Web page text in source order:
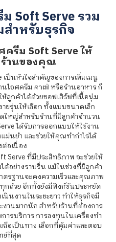
Soft Serve รวม
ำหรับธุรกิจ
ครีม Soft Serve ให้
านของคุณ
เป็นหัวใจสำคัญของการเพิ่มเมนู
ไอศครีม คาเฟ่ หรือร้านอาหาร ก็
ห้ลูกค้าได้ด้วยซอฟเสิร์ฟที่เนื้อนุ่ม
ยรุ่นให้เลือก ทั้งแบบขนาดเล็ก
ใหญ่สำหรับร้านที่มีลูกค้าจำนวน
ได้รับการออกแบบให้ใช้งาน
นยำ และช่วยให้คุณทำกำไรได้
ต่อเนื่อง
Serve ที่มีประสิทธิภาพ จะช่วยให้
อย่างราบรื่น แม้ในช่วงที่มีลูกค้า
ตรฐานจะคงความเร็วและคุณภาพ
กถ้วย อีกทั้งยังมีฟังก์ชันประหยัด
นงานในระยะยาว ทำให้ธุรกิจมี
งานมากนัก สำหรับร้านที่ต้องการ
รบริการ การลงทุนในเครื่องทํา
ถือเป็นทาง เลือกที่คุ้มค่าและตอบ
ย์ที่สุด